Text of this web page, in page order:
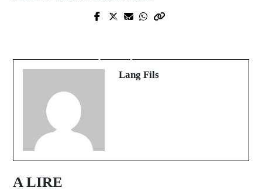
Prev Post
Lang Fils
A LIRE